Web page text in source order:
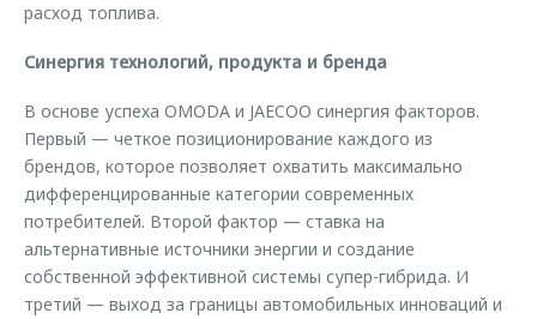
расход топлива.
Синергия технологий, продукта и бренда
В основе успеха OMODA и JAECOO синергия факторов.
Первый — четкое позиционирование каждого из
брендов, которое позволяет охватить максимально
дифференцированные категории современных
потребителей. Второй фактор — ставка на
альтернативные источники энергии и создание
собственной эффективной системы супер-гибрида. И
третий — выход за границы автомобильных инноваций и